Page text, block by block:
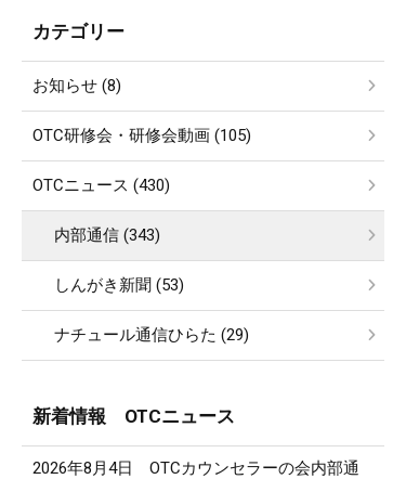
カテゴリー
お知らせ (8)
OTC研修会・研修会動画 (105)
OTCニュース (430)
内部通信 (343)
しんがき新聞 (53)
ナチュール通信ひらた (29)
新着情報 OTCニュース
2026年8月4日 OTCカウンセラーの会内部通